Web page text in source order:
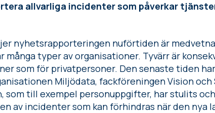
allvarliga incidenter som påverkar
nyhetsrapporteringen nuförtiden är
många typer av organisationer. Tyvärr är
som för privatpersoner. Den senaste tiden
Miljödata, fackföreningen Vision
som till exempel personuppgifter, har stulits
av incidenter som kan förhindras när den nya